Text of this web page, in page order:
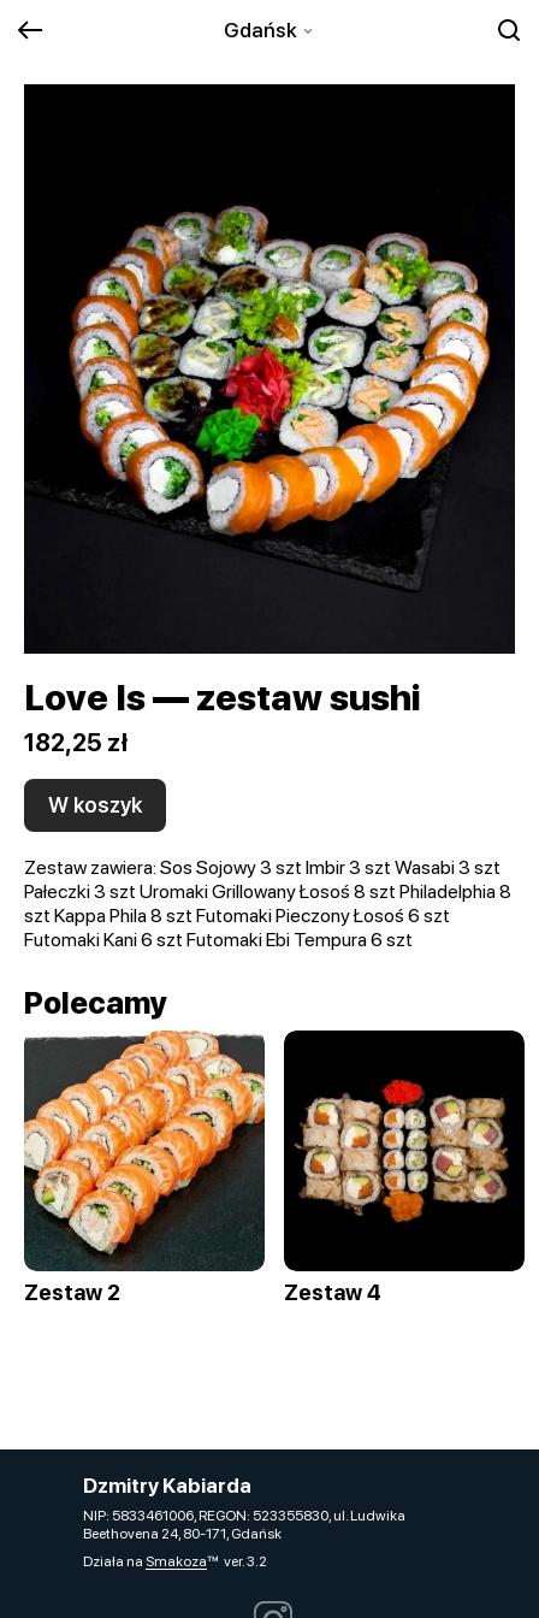
Gdańsk
Love Is — zestaw sushi
182,25 zł
W koszyk
Zestaw zawiera: Sos Sojowy 3 szt Imbir 3 szt Wasabi 3 szt
Pałeczki 3 szt Uromaki Grillowany Łosoś 8 szt Philadelphia 8
szt Kappa Phila 8 szt Futomaki Pieczony Łosoś 6 szt
Futomaki Kani 6 szt Futomaki Ebi Tempura 6 szt
Polecamy
Zestaw 2 Zestaw 4
Dzmitry Kabiarda
NIP: 5833461006, REGON: 523355830, ul. Ludwika
Beethovena 24, 80-171, Gdańsk
Działa na Smakozaver. 3.2